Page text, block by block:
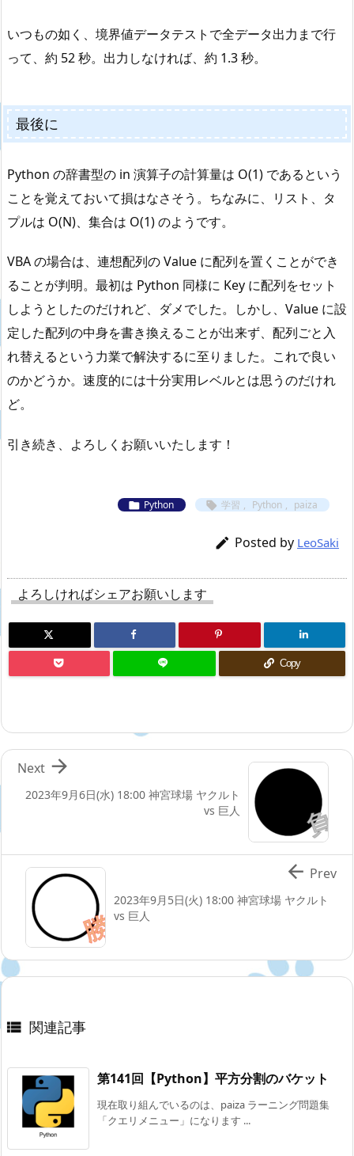
いつもの如く、境界値データテストで全データ出力まで行
って、約 52 秒。出力しなければ、約 1.3 秒。
最後に
Python の辞書型の in 演算子の計算量は O(1) であるという
ことを覚えておいて損はなさそう。ちなみに、リスト、タ
プルは O(N)、集合は O(1) のようです。
VBA の場合は、連想配列の Value に配列を置くことができ
ることが判明。最初は Python 同様に Key に配列をセット
しようとしたのだけれど、ダメでした。しかし、Value に設
定した配列の中身を書き換えることが出来ず、配列ごと入
れ替えるという力業で解決するに至りました。これで良い
のかどうか。速度的には十分実用レベルとは思うのだけれ
ど。
引き続き、よろしくお願いいたします！
 Python  学習 , Python , paiza
 Posted by LeoSaki
よろしければシェアお願いします
Copy
2023年9月6日(水) 18:00 神宮球場 ヤクルト
vs 巨人

Next
2023年9月5日(火) 18:00 神宮球場 ヤクルト
vs 巨人
 Prev
 関連記事
第141回【Python】平方分割のバケット
現在取り組んでいるのは、paiza ラーニング問題集
「クエリメニュー」になります ...